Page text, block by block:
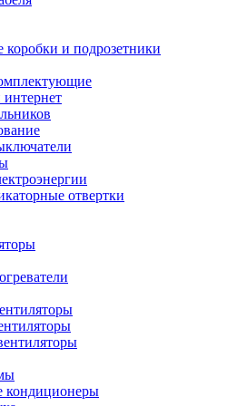
коробки и подрозетники
отвертки
кондиционеры